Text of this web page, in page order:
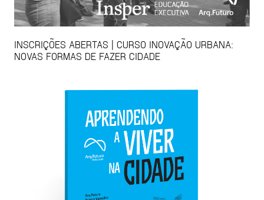
INSCRIÇÕES ABERTAS | CURSO INOVAÇÃO URBANA:
NOVAS FORMAS DE FAZER CIDADE